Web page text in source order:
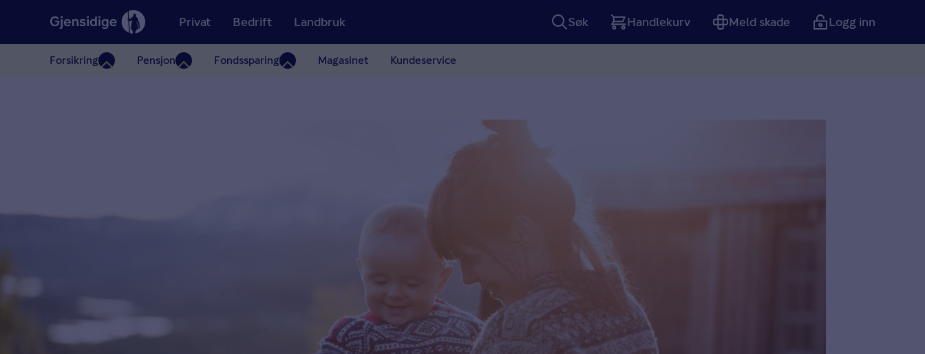
Privat
Forsikring Pensjon Fondssparing Magasinet Kundeservice
Bedrift Landbruk Søk
Handlekurv
Meld skade Logg inn